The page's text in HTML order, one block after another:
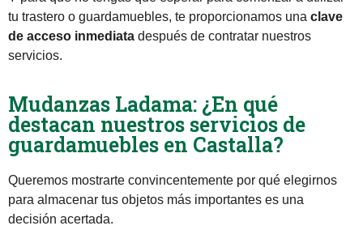
tu trastero o guardamuebles, te proporcionamos una clave
de acceso inmediata después de contratar nuestros
servicios.
Mudanzas Ladama: ¿En qué
destacan nuestros servicios de
guardamuebles en Castalla?
Queremos mostrarte convincentemente por qué elegirnos
para almacenar tus objetos más importantes es una
decisión acertada.